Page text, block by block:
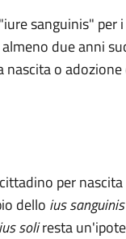
sanguinis" per
due anni
o
per
dello ius sanguinis
ius soliresta